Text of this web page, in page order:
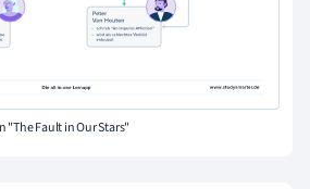
"The Fault in Our Stars"